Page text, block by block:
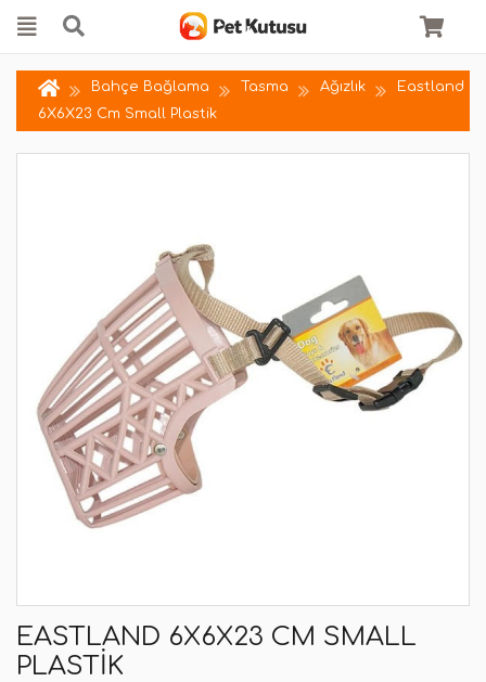
Bahçe Bağlama Tasma Ağızlık
Eastland
6X6X23 Cm Small Plastik
EASTLAND 6X6X23 CM SMALL
PLASTIK